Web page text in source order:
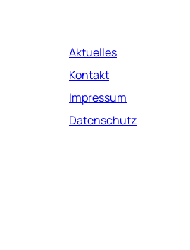
Aktuelles
Kontakt
Impressum
Datenschutz